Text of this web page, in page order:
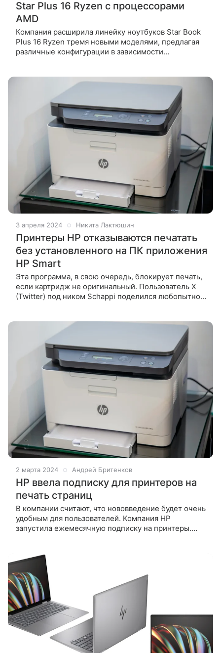
Star Plus 16 Ryzen с процессорами
AMD
Компания расширила линейку ноутбуков Star Book
Plus 16 Ryzen тремя новыми моделями, предлагая
различные конфигурации в зависимости
3 апреля 2024 Никита Лактюшин
Принтеры HP отказываются печатать
без установленного на ПК приложения
HP Smart
Эта программа, в свою очередь, блокирует печать,
если картридж не оригинальный. Пользователь X
(Twitter) под ником Schappi поделился любопытной
2 марта 2024 Андрей Бритенков
HP ввела подписку для принтеров на
печать страниц
В компании считают, что нововведение будет очень
удобным для пользователей. Компания HP
запустила ежемесячную подписку на принтеры.